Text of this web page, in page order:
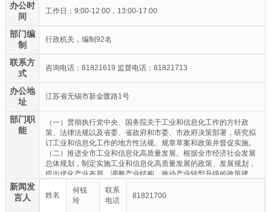
办公时
间
工作日：9:00-12:00，13:00-17:00
部门编
制
行政机关，编制92名
联系方
式
咨询电话：81821619 监督电话：81821713
办公地
址
江苏省无锡市新金匮路1号
部门职
能
（一）贯彻执行党中央、国务院关于工业和信息化工作的方针政
策、法律法规以及省委、省政府和市委、市政府决策部署，研究拟
订工业和信息化工作的地方性法规、规章草案和政策并督促实施。
（二）推进全市工业和信息化高质量发展。根据全市经济社会发展
总体规划，制定实施工业和信息化高质量发展的政策、发展规划，
提出优化产业布局、调整产业结构、推动产业转型升级的政策建
任务。
（三）推进制造强市建设。贯彻实施产业强市主导战略和新型工业
新闻发
言人
姓名
何锐
玲
联系
电话
81821700